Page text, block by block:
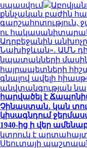
սպասվում
քննչական բաժին
գարշահոտություն,
ու
Ադրբեջանին
Նախիջևան»․ ԱՄՆ
նպատակների
հայրապետների
գնալով ավելի
անվտանգության
հարվածել է
Չինաստան․ կան
կիսագնդում
1940-ից ի վեր
կտրուկ է
Սեուտայի